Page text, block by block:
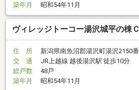
築年月
昭和54年11月
ヴィレッジトーコー湯沢城平の棟Ｃ
住 所
新潟県南魚沼郡湯沢町湯沢2150番
交 通
JR上越線 越後湯沢駅 徒歩10分
総戸数
48戸
築年月
昭和54年11月